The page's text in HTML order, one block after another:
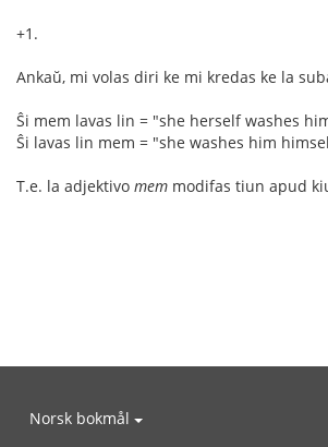
+1.
Ankaŭ, mi volas diri ke mi kredas ke la
Ŝi mem lavas lin = "she herself washes
Ŝi lavas lin mem = "she washes him
T.e. la adjektivo mem modifas tiun apud
Norsk bokmål